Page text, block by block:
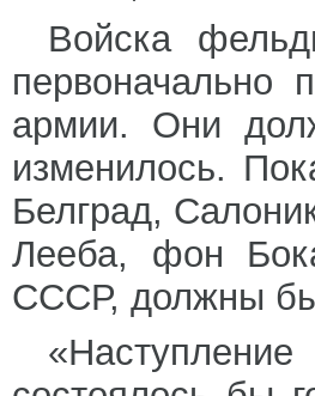
Войска
первоначально
армии. Они
изменилось.
Белград,
Лееба, фон
СССР, должны